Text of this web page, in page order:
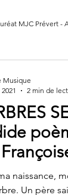
MJC Prévert -
naissance,
été lui-même
Musique
2 min de